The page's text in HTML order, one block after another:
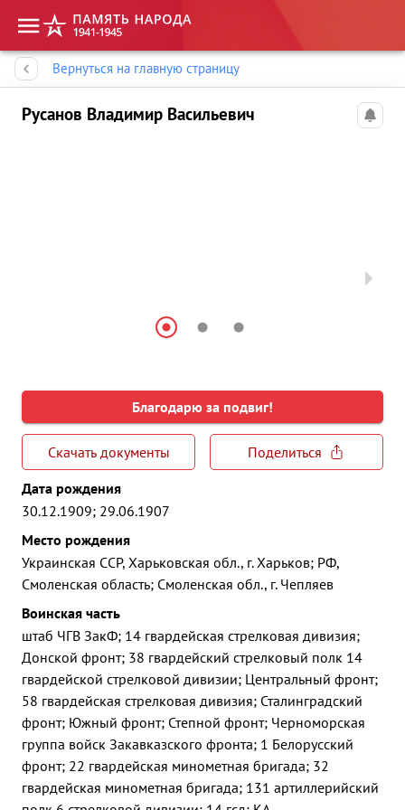
Вернуться на главную страницу
Русанов Владимир Васильевич
Благодарю за подвиг!
Скачать документы
Поделиться
Дата рождения
30.12.1909; 29.06.1907
Место рождения
Украинская ССР, Харьковская обл., г. Харьков; РФ,
Смоленская область; Смоленская обл., г. Чепляев
Воинская часть
штаб ЧГВ ЗакФ; 14 гвардейская стрелковая дивизия;
Донской фронт; 38 гвардейский стрелковый полк 14
гвардейской стрелковой дивизии; Центральный фронт;
58 гвардейская стрелковая дивизия; Сталинградский
фронт; Южный фронт; Степной фронт; Черноморская
группа войск Закавказского фронта; 1 Белорусский
фронт; 22 гвардейская минометная бригада; 32
гвардейская минометная бригада; 131 артиллерийский
Память народа